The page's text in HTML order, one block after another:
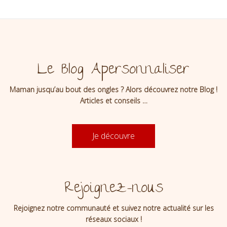
Le Blog Apersonnaliser
Maman jusqu’au bout des ongles ? Alors découvrez notre Blog !
Articles et conseils …
Je découvre
Rejoignez-nous
Rejoignez notre communauté et suivez notre actualité sur les
réseaux sociaux !